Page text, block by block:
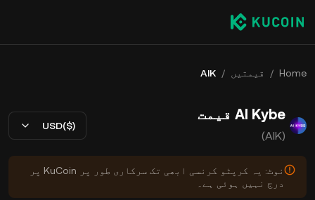
Home
/ قیمتیں /
AIK
AI Kybe قیمت
(AIK)
USD($)
نوٹ: یہ کرپٹو کرنسی ابھی تک سرکاری طور پر KuCoin پر
درج نہیں ہوئی ہے۔